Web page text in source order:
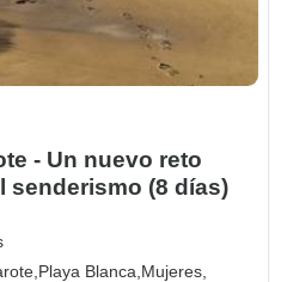
- Un nuevo reto
senderismo (8 días)
Playa Blanca, Mujeres,